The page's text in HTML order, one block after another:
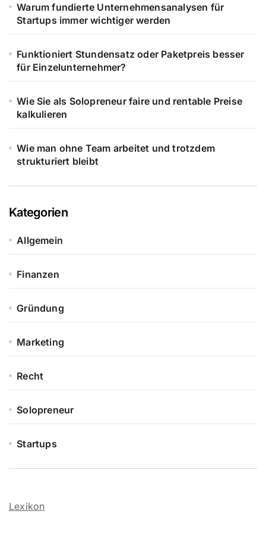
Warum fundierte Unternehmensanalysen für
Startups immer wichtiger werden
Funktioniert Stundensatz oder Paketpreis besser
für Einzelunternehmer?
Wie Sie als Solopreneur faire und rentable Preise
kalkulieren
Wie man ohne Team arbeitet und trotzdem
strukturiert bleibt
Kategorien
Allgemein
Finanzen
Gründung
Marketing
Recht
Solopreneur
Startups
Lexikon